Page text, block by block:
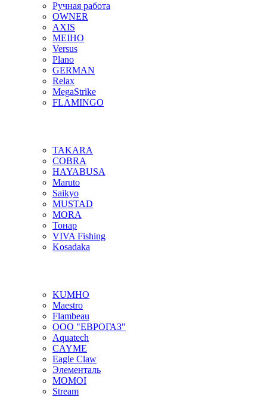
Ручная работа
OWNER
AXIS
MEIHO
Versus
Plano
GERMAN
Relax
MegaStrike
FLAMINGO
TAKARA
COBRA
HAYABUSA
Maruto
Saikyo
MUSTAD
MORA
Тонар
VIVA Fishing
Kosadaka
KUMHO
Maestro
Flambeau
ООО "ЕВРОГАЗ"
Aquatech
CAYME
Eagle Claw
Элементаль
MOMOI
Stream